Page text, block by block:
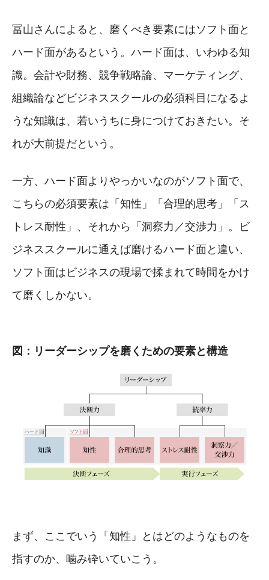
冨山さんによると、磨くべき要素にはソフト面と
ハード面があるという。ハード面は、いわゆる知
識。会計や財務、競争戦略論、マーケティング、
組織論などビジネススクールの必須科目になるよ
うな知識は、若いうちに身につけておきたい。そ
れが大前提だという。
一方、ハード面よりやっかいなのがソフト面で、
こちらの必須要素は「知性」「合理的思考」「ス
トレス耐性」、それから「洞察力／交渉力」。ビ
ジネススクールに通えば磨けるハード面と違い、
ソフト面はビジネスの現場で揉まれて時間をかけ
て磨くしかない。
図：リーダーシップを磨くための要素と構造
まず、ここでいう「知性」とはどのようなものを
指すのか、噛み砕いていこう。